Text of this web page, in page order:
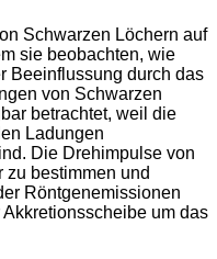
Schwarzen Löchern auf
sie beobachten, wie
Beeinflussung durch das
von Schwarzen
betrachtet, weil die
Ladungen
Die Drehimpulse von
bestimmen und
Röntgenemissionen
um das